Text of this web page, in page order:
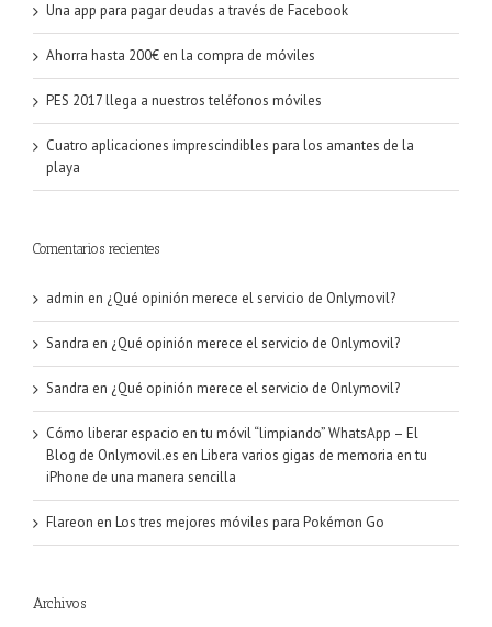
Una app para pagar deudas a través de Facebook
Ahorra hasta 200€ en la compra de móviles
PES 2017 llega a nuestros teléfonos móviles
Cuatro aplicaciones imprescindibles para los amantes de la
playa
Comentarios recientes
admin en ¿Qué opinión merece el servicio de Onlymovil?
Sandra en ¿Qué opinión merece el servicio de Onlymovil?
Sandra en ¿Qué opinión merece el servicio de Onlymovil?
Cómo liberar espacio en tu móvil “limpiando” WhatsApp – El
Blog de Onlymovil.es en Libera varios gigas de memoria en tu
iPhone de una manera sencilla
Flareon en Los tres mejores móviles para Pokémon Go
Archivos